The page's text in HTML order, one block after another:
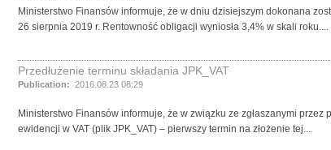
Ministerstwo Finansów informuje, że w dniu dzisiejszym dokonana
26 sierpnia 2019 r. Rentowność obligacji wyniosła 3,4% w skali roku....
Przedłużenie terminu składania JPK_VAT
Publication: 2016.08.23 08:29
Ministerstwo Finansów informuje, że w związku ze zgłaszanymi
ewidencji w VAT (plik JPK_VAT) – pierwszy termin na złożenie tej...